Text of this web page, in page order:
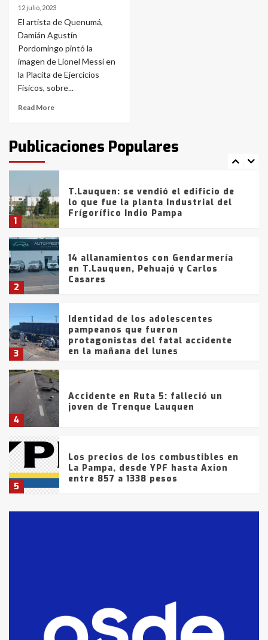
12 julio, 2023
El artista de Quenumá,
Damián Agustín
Pordomingo pintó la
imagen de Lionel Messi en
la Placita de Ejercicios
Físicos, sobre...
Read More
Publicaciones Populares
5
6
La Bolsa de Cereales de Bahía
Blanca anticipa que Agosto vendrá
con lluvias y heladas, en gran parte
de la provincia
fueron detenidos por
comercialización de drogas en la
tarde del sábado
1
T.Lauquen: se vendió el edificio de
lo que fue la planta Industrial del
Frígorífico Indio Pampa
2
14 allanamientos con Gendarmería
en T.Lauquen, Pehuajó y Carlos
Casares
3
Identidad de los adolescentes
pampeanos que fueron
protagonistas del fatal accidente
en la mañana del lunes
4
Accidente en Ruta 5: falleció un
joven de Trenque Lauquen
5
Los precios de los combustibles en
La Pampa, desde YPF hasta Axion
entre 857 a 1338 pesos
fueron detenidos por
comercialización de drogas en la
tarde del sábado